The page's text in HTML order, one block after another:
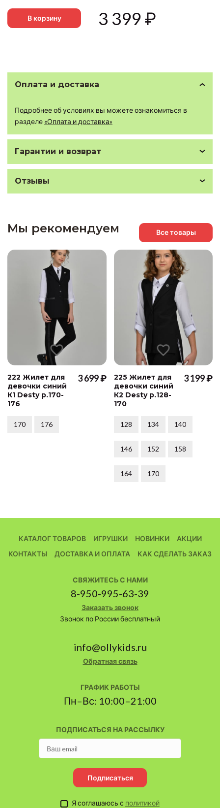
В корзину 3 399₽
Оплата и доставка
Подробнее об условиях вы можете ознакомиться в
разделе «Оплата и доставка»
Гарантии и возврат
Отзывы
Мы рекомендуем Все товары
222 Жилет для
девочки синий
К1 Desty р.170-
176
3 699 ₽
170 176
225 Жилет для
девочки синий
К2 Desty р.128-
170
3 199 ₽
128 134 140
146 152 158
164 170
КАТАЛОГ ТОВАРОВ ИГРУШКИ НОВИНКИ
АКЦИИ
КОНТАКТЫ
ДОСТАВКА И ОПЛАТА КАК СДЕЛАТЬ ЗАКАЗ
ПОДПИСАТЬСЯ НА РАССЫЛКУ
Подписаться
Я соглашаюсь с политикой
СВЯЖИТЕСЬ С НАМИ
8-950-995-63-39
Заказать звонок
Звонок по России бесплатный
info@ollykids.ru
Обратная связь
ГРАФИК РАБОТЫ
Пн–Вс: 10:00–21:00